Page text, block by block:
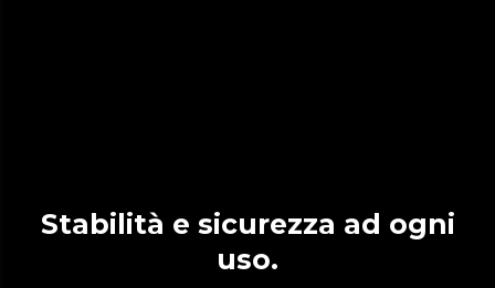
Stabilità e sicurezza ad ogni
uso.